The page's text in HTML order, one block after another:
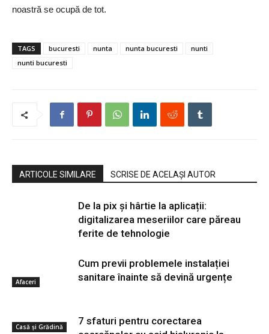
noastră se ocupă de tot.
TAGS bucuresti nunta nunta bucuresti
nunti
nunti bucuresti
ARTICOLE SIMILARE SCRISE DE ACELAȘI AUTOR
Afaceri
De la pix şi hârtie la aplicații:
digitalizarea meseriilor care păreau
ferite de tehnologie
Casă și Grădină
Cum previi problemele instalației
sanitare înainte să devină urgențe
7 sfaturi pentru corectarea